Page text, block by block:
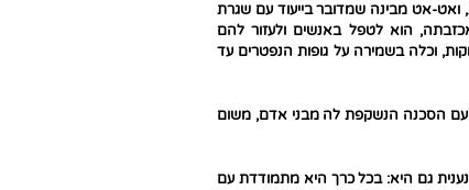
ואט-אט מבינה שמדובר בייעוד עם שגרת
הוא לטפל באנשים ולעזור להם
וכלה בשמירה על גופות הנפטרים עד
עם הסכנה הנשקפת לה מבני אדם, משום
נענית גם היא: בכל כרך היא מתמודדת עם